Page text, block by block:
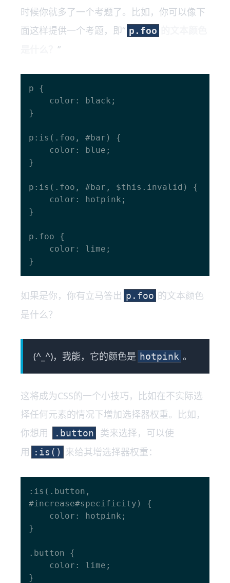
时候你就多了一个考题了。比如，你可以像下
面这样提供一个考题，即“ p.foo
”
p {
}
p:is(.foo, #bar) {
}
p:is(.foo, #bar, $this.invalid) {
}
p.foo {
如果是你，你有立马答出 p.foo 的文本颜色
是什么？
(^_^)，我能，它的颜色是 hotpink 。
这将成为CSS的一个小技巧，比如在不实际选
择任何元素的情况下增加选择器权重。比如，
你想用
.button
类来选择，可以使
用
:is() 来给其增选择器权重：
:is(.button,
#increase#specificity) {
}
.button {